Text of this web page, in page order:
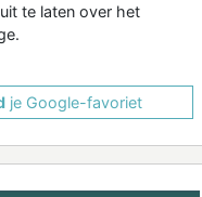
te laten over het
je Google-favoriet